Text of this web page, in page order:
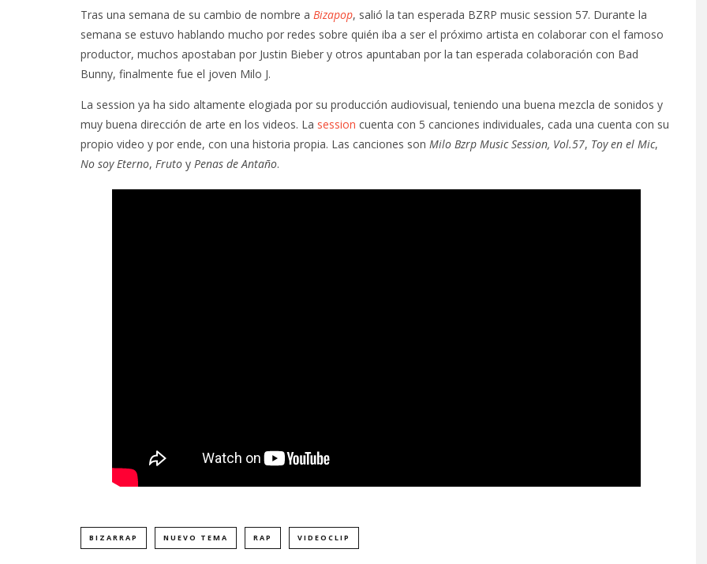
Tras una semana de su cambio de nombre a Bizapop, salió la tan esperada BZRP music session 57. Durante la
semana se estuvo hablando mucho por redes sobre quién iba a ser el próximo artista en colaborar con el famoso
productor, muchos apostaban por Justin Bieber y otros apuntaban por la tan esperada colaboración con Bad
Bunny, finalmente fue el joven Milo J.
La session ya ha sido altamente elogiada por su producción audiovisual, teniendo una buena mezcla de sonidos y
muy buena dirección de arte en los videos. La session cuenta con 5 canciones individuales, cada una cuenta con su
propio video y por ende, con una historia propia. Las canciones son Milo Bzrp Music Session, Vol.57, Toy en el Mic,
No soy Eterno, Fruto y Penas de Antaño.
BIZARRAP NUEVO TEMA RAP VIDEOCLIP